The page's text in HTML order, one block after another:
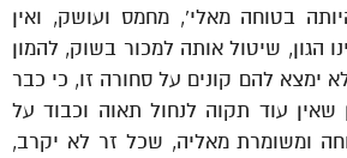
בטוחה מאלי’, מחמס ועושק, ואין
הגון, שיטול אותה למכור בשוק, להמון
ימצא להם קונים על סחורה זו, כי כבר
שאין עוד תקוה לנחול תאוה וכבוד על
ומשומרת מאליה, שכל זר לא יקרב,